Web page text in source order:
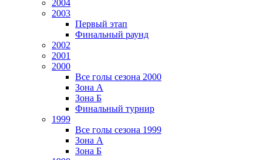
2004
2003
Первый этап
Финальный раунд
2002
2001
2000
Все голы сезона 2000
Зона А
Зона Б
Финальный турнир
1999
Все голы сезона 1999
Зона А
Зона Б